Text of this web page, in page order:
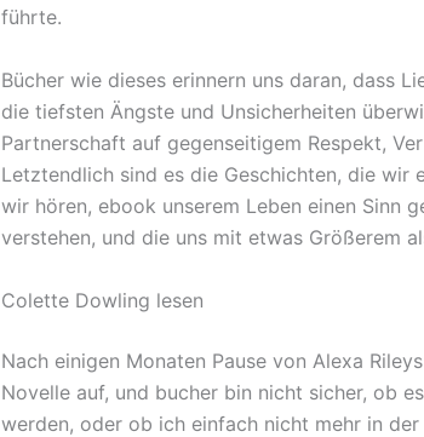
führte.
Bücher wie dieses erinnern uns daran, dass
die tiefsten Ängste und Unsicherheiten
Partnerschaft auf gegenseitigem Respekt,
Letztendlich sind es die Geschichten, die wir
wir hören, ebook unserem Leben einen Sinn
verstehen, und die uns mit etwas Größerem
Colette Dowling lesen
Nach einigen Monaten Pause von Alexa
Novelle auf, und bucher bin nicht sicher, ob
werden, oder ob ich einfach nicht mehr in